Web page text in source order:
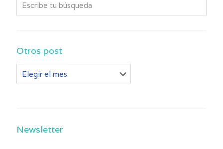
Otros post
post
Newsletter